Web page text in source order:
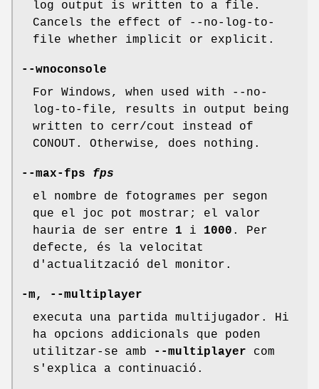
log output is written to a file.
Cancels the effect of --no-log-to-
file whether implicit or explicit.
--wnoconsole
For Windows, when used with --no-
log-to-file, results in output being
written to cerr/cout instead of
CONOUT. Otherwise, does nothing.
--max-fps fps
el nombre de fotogrames per segon
que el joc pot mostrar; el valor
hauria de ser entre 1 i 1000 . Per
defecte, és la velocitat
d'actualització del monitor.
-m, --multiplayer
executa una partida multijugador. Hi
ha opcions addicionals que poden
utilitzar-se amb
--multiplayer com
s'explica a continuació.